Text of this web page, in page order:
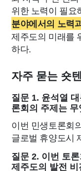
위한 노력이 필요
분야에서의 노력
제주도의 미래를
하다.
자주 묻는 숏
질문 1. 윤석열
론회의 주제는
이번 민생토론회
글로벌 휴양도시
질문 2. 이번 토
제주도의 발전